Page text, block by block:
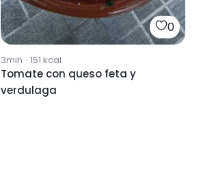
0
3min · 151 kcal
Tomate con queso feta y
verdulaga